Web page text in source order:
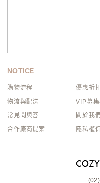
NOTICE
購物流程 優惠折扣
物流與配送
VIP募集
常見問與答
關於我們
合作廠商提案
隱私權